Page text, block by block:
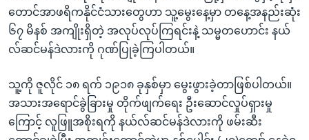
တောင်အာဖရိကနိုင်ငံသားတွေဟာ သူ့မွေးနေ့မှာ တနေ့အနည်းဆုံး
၆၇ မိနစ် အကျိုးရှိတဲ့ အလုပ်လုပ်ကြရင်းနဲ့ သမ္မတဟောင်း နယ်
လ်ဆင်မန်ဒဲလားကို ဂုဏ်ပြုခဲ့ကြပါတယ်။
သူ့ကို ဇူလိုင် ၁၈ ရက် ၁၉၁၈ ခုနှစ်မှာ မွေးဖွားခဲ့တာဖြစ်ပါတယ်။
အသားအရောင်ခွဲခြားမှု တိုက်ဖျက်ရေး ဦးဆောင်လှုပ်ရှားမှု
ကြောင့် လူဖြူအစိုးရကို နယ်လ်ဆင်မန်ဒဲလားကို ဖမ်းဆီး